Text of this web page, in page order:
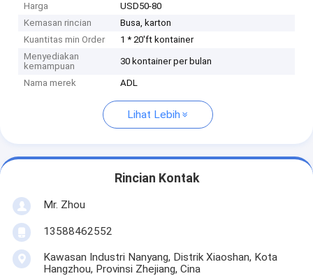
Harga
USD50-80
Kemasan rincian
Busa, karton
Kuantitas min Order
1 * 20'ft kontainer
Menyediakan
kemampuan
30 kontainer per bulan
Nama merek ADL
Lihat Lebih
Rincian Kontak
Mr. Zhou
13588462552
Kawasan Industri Nanyang, Distrik Xiaoshan, Kota
Hangzhou, Provinsi Zhejiang, Cina